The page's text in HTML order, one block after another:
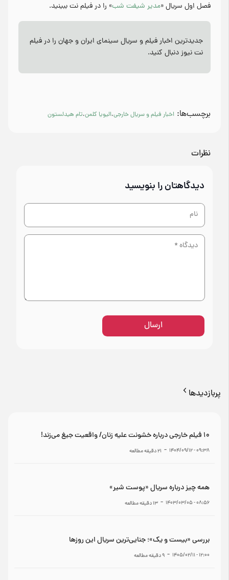
فصل اول سریال «مدیر شیفت شب» را در فیلم نت ببینید.
جدیدترین اخبار فیلم و سریال سینمای ایران و جهان را در فیلم
نت نیوز دنبال کنید.
برچسب‌ها: اخبار فیلم و سریال خارجی،الیویا کلمن،تام هیدلستون
نظرات
دیدگاهتان را بنویسید
ارسال
پربازدیدها
۱۰ فیلم خارجی درباره خشونت علیه زنان/ واقعیت جیغ می‌زند!
۰۹:۳۸ - ۱۴۰۴/۰۹/۱۲ -
21دقیقه مطالعه
همه چیز درباره سریال «پوست شیر»
۰۸:۵۶ - ۱۴۰۳/۰۳/۰۵ -
13دقیقه مطالعه
بررسی «بیست و یک»؛ جنایی‌ترین سریال این روزها
۱۲:۰۰ - ۱۴۰۵/۰۲/۱۱ -
9دقیقه مطالعه